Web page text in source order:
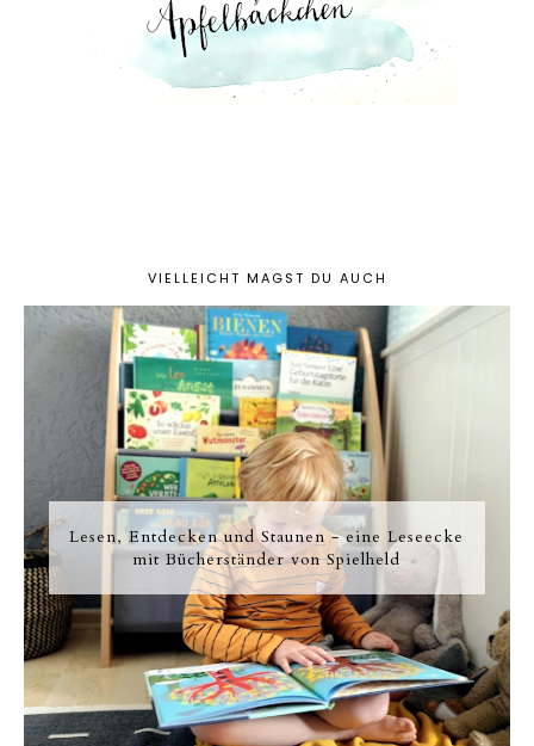
VIELLEICHT MAGST DU AUCH
Lesen, Entdecken und Staunen - eine Leseecke
mit Bücherständer von Spielheld